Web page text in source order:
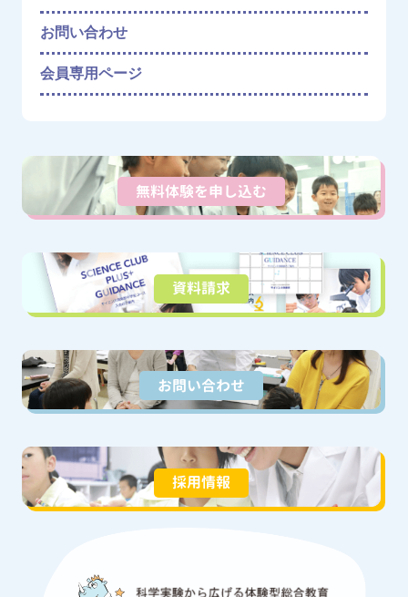
お問い合わせ
会員専用ページ
無料体験を申し込む
資料請求
お問い合わせ
採用情報